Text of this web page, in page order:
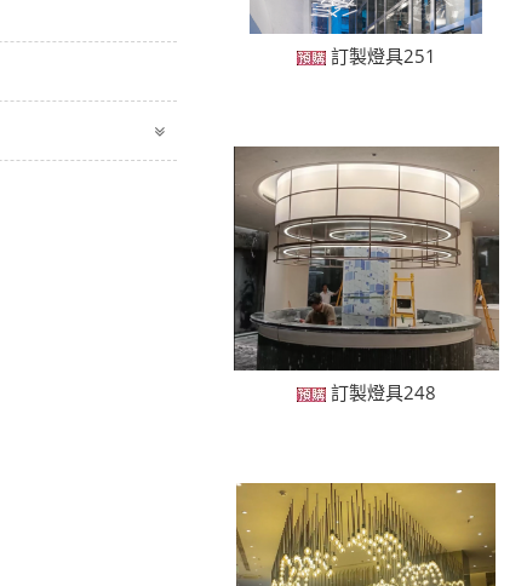
訂製燈具251
訂製燈具248